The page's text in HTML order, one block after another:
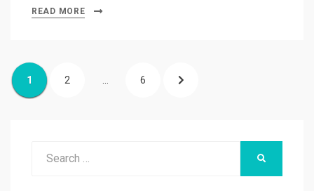
READ MORE
文
章
PAGE
1 PAGE
2 PAGE
6 NEXT